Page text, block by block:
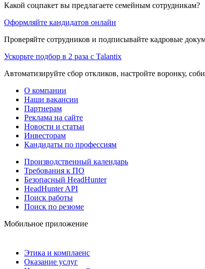
Какой соцпакет вы предлагаете семейным сотрудникам?
Оформляйте кандидатов онлайн
Проверяйте сотрудников и подписывайте кадровые
Ускорьте подбор в 2 раза с Talantix
Автоматизируйте сбор откликов, настройте воронку,
О компании
Наши вакансии
Партнерам
Реклама на сайте
Новости и статьи
Инвесторам
Кандидаты по профессиям
Производственный календарь
Требования к ПО
Безопасный HeadHunter
HeadHunter API
Поиск работы
Поиск по резюме
Мобильное приложение
Этика и комплаенс
Оказание услуг